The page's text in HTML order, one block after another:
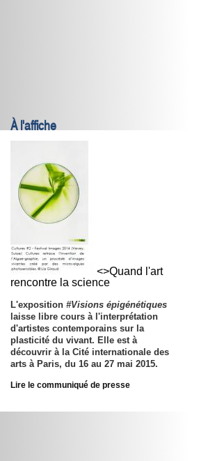
À l'affiche
<>Quand l'art
rencontre la science
L'exposition #Visions épigénétiques
laisse libre cours à l'interprétation
d'artistes contemporains sur la
plasticité du vivant. Elle est à
découvrir à la Cité internationale des
arts à Paris, du 16 au 27 mai 2015.
Lire le communiqué de presse